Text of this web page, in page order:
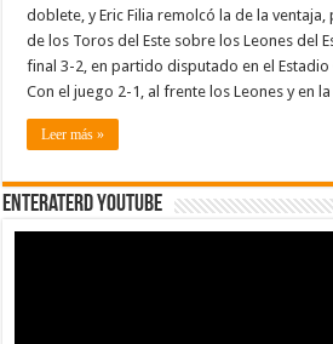
doblete, y Eric Filia remolcó la de la
de los Toros del Este sobre los Leones del
final 3-2, en partido disputado en el Estadio
Con el juego 2-1, al frente los Leones y en la
Leer más »
EnterateRD YOUTUBE